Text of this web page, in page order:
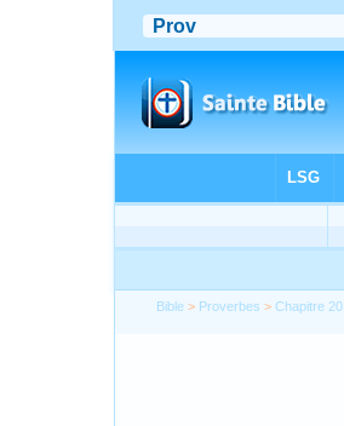
Bible > Proverbes >Chapitre 20